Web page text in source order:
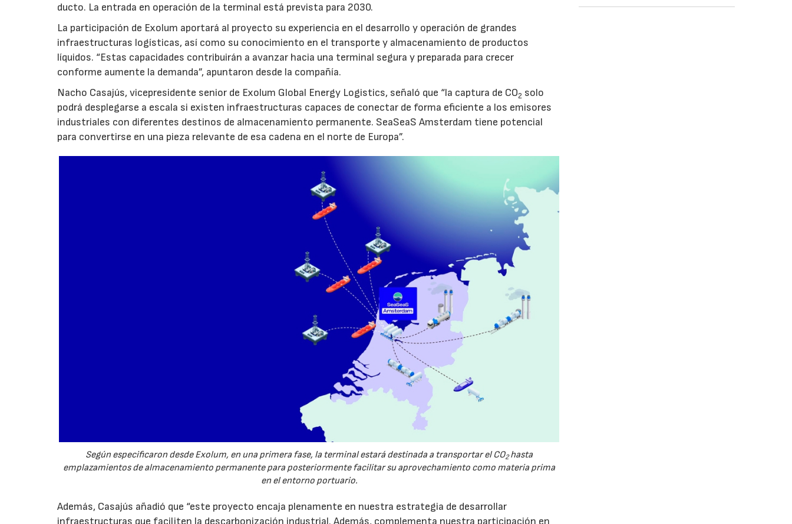
ducto. La entrada en operación de la terminal está prevista para 2030.
La participación de Exolum aportará al proyecto su experiencia en el desarrollo y operación de grandes
infraestructuras logísticas, así como su conocimiento en el transporte y almacenamiento de productos
líquidos. “Estas capacidades contribuirán a avanzar hacia una terminal segura y preparada para crecer
conforme aumente la demanda”, apuntaron desde la compañía.
Nacho Casajús, vicepresidente senior de Exolum Global Energy Logistics, señaló que “la captura de CO2 solo
podrá desplegarse a escala si existen infraestructuras capaces de conectar de forma eficiente a los emisores
industriales con diferentes destinos de almacenamiento permanente. SeaSeaS Amsterdam tiene potencial
para convertirse en una pieza relevante de esa cadena en el norte de Europa”.
Según especificaron desde Exolum, en una primera fase, la terminal estará destinada a transportar el CO2hasta
emplazamientos de almacenamiento permanente para posteriormente facilitar su aprovechamiento como materia prima
en el entorno portuario.
Además, Casajús añadió que “este proyecto encaja plenamente en nuestra estrategia de desarrollar
infraestructuras que faciliten la descarbonización industrial. Además, complementa nuestra participación en